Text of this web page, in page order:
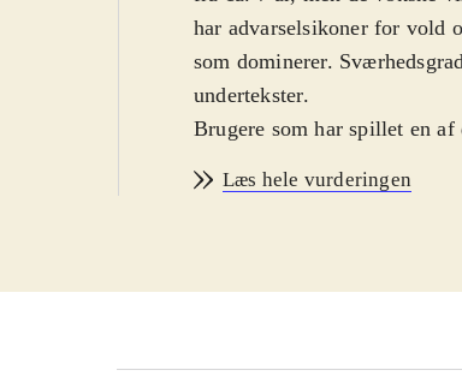
har advarselsikoner for vold
som dominerer.
undertekster.
Brugere som har spillet en
hobbit, men nye brugere vil
mange tabte skatte.
klodser, der som noget nyt
Læs hele vurderingen